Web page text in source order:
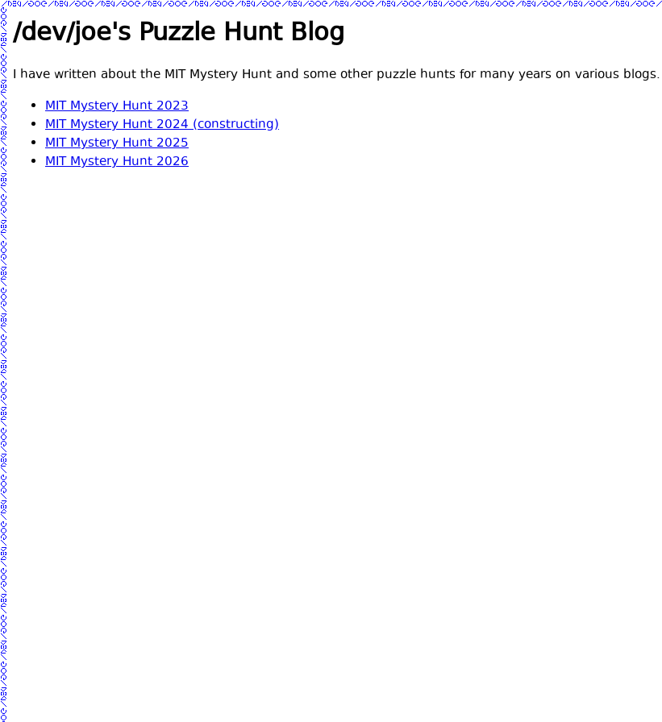
/dev/joe's Puzzle Hunt Blog
I have written about the MIT Mystery Hunt and some other puzzle hunts for many years on various
MIT Mystery Hunt 2023
MIT Mystery Hunt 2024 (constructing)
MIT Mystery Hunt 2025
MIT Mystery Hunt 2026